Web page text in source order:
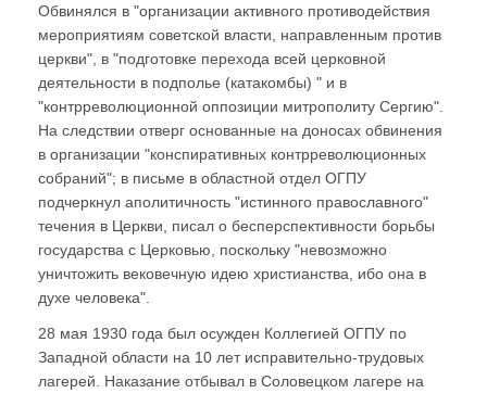
Обвинялся в "организации активного противодействия
мероприятиям советской власти, направленным против
церкви", в "подготовке перехода всей церковной
деятельности в подполье (катакомбы) " и в
"контрреволюционной оппозиции митрополиту Сергию".
На следствии отверг основанные на доносах обвинения
в организации "конспиративных контрреволюционных
собраний"; в письме в областной отдел ОГПУ
подчеркнул аполитичность "истинного православного"
течения в Церкви, писал о бесперспективности борьбы
государства с Церковью, поскольку "невозможно
уничтожить вековечную идею христианства, ибо она в
духе человека".
28 мая 1930 года был осужден Коллегией ОГПУ по
Западной области на 10 лет исправительно-трудовых
лагерей. Наказание отбывал в Соловецком лагере на